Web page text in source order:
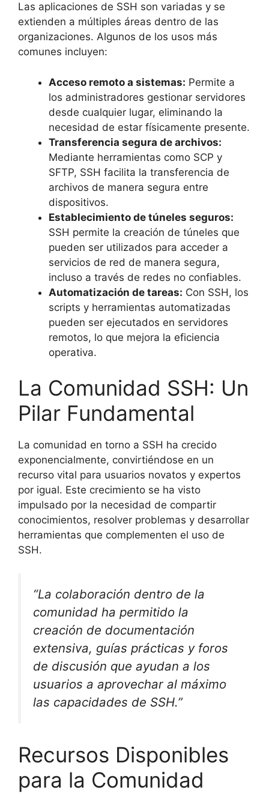
Las aplicaciones de SSH son variadas y se
extienden a múltiples áreas dentro de las
organizaciones. Algunos de los usos más
comunes incluyen:
Acceso remoto a sistemas: Permite a
los administradores gestionar servidores
desde cualquier lugar, eliminando la
necesidad de estar físicamente presente.
Transferencia segura de archivos:
Mediante herramientas como SCP y
SFTP, SSH facilita la transferencia de
archivos de manera segura entre
dispositivos.
Establecimiento de túneles seguros:
SSH permite la creación de túneles que
pueden ser utilizados para acceder a
servicios de red de manera segura,
incluso a través de redes no confiables.
Automatización de tareas: Con SSH, los
scripts y herramientas automatizadas
pueden ser ejecutados en servidores
remotos, lo que mejora la eficiencia
operativa.
La Comunidad SSH: Un
Pilar Fundamental
La comunidad en torno a SSH ha crecido
exponencialmente, convirtiéndose en un
recurso vital para usuarios novatos y expertos
por igual. Este crecimiento se ha visto
impulsado por la necesidad de compartir
conocimientos, resolver problemas y desarrollar
herramientas que complementen el uso de
SSH.
“La colaboración dentro de la
comunidad ha permitido la
creación de documentación
extensiva, guías prácticas y foros
de discusión que ayudan a los
usuarios a aprovechar al máximo
las capacidades de SSH.”
Recursos Disponibles
para la Comunidad